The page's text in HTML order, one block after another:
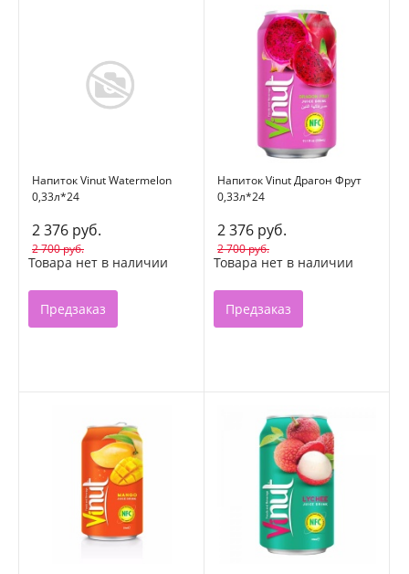
Напиток Vinut Watermelon
0,33л*24
2 376 руб.
2 700 руб.
Товара нет в наличии
Предзаказ
Напиток Vinut Драгон Фрут
0,33л*24
2 376 руб.
2 700 руб.
Товара нет в наличии
Предзаказ